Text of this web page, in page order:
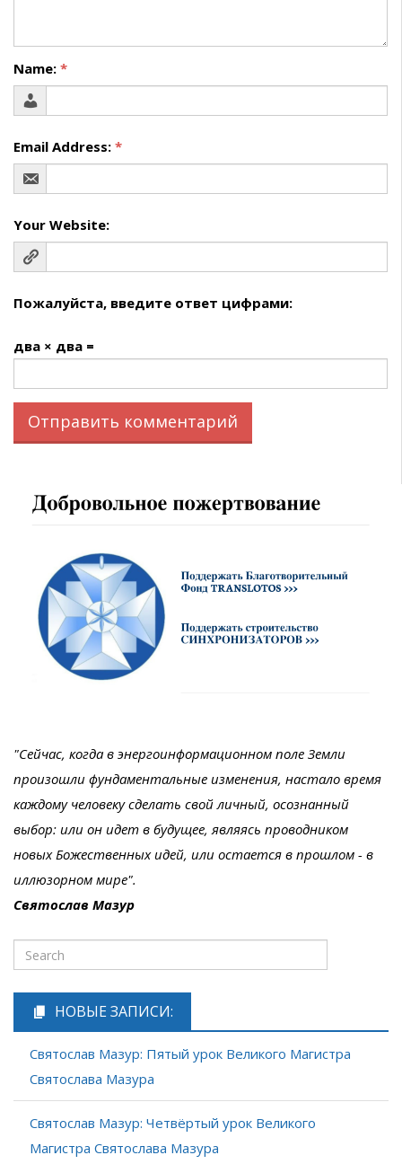
Name: *
Email Address: *
Your Website:
Пожалуйста, введите ответ цифрами:
два × два =
"Сейчас, когда в энергоинформационном поле Земли
произошли фундаментальные изменения, настало время
каждому человеку сделать свой личный, осознанный
выбор: или он идет в будущее, являясь проводником
новых Божественных идей, или остается в прошлом - в
иллюзорном мире".
Святослав Мазур
НОВЫЕ ЗАПИСИ:
Святослав Мазур: Пятый урок Великого Магистра
Святослава Мазура
Святослав Мазур: Четвёртый урок Великого
Магистра Святослава Мазура